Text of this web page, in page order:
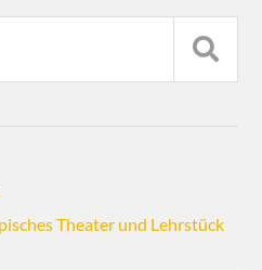
Theater und Lehrstück